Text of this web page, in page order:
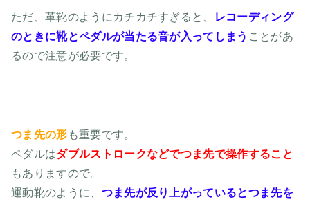
ただ、革靴のようにカチカチすぎると、
レコーディング
のときに靴とペダルが当たる音が入ってしまう ことがあ
るので注意が必要です。
つま先の形 も重要です。
ペダルはダブルストロークなどでつま先で操作すること
もありますので。
運動靴のように、 つま先が反り上がっているとつま先を